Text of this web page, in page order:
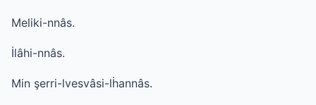
Meliki-nnâs.
İlâhi-nnâs.
Min şerri-lvesvâsi-lḣannâs.